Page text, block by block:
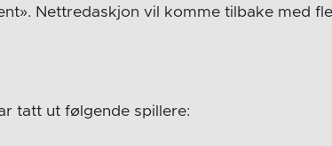
Nettredaskjon vil komme tilbake med
tatt ut følgende spillere: